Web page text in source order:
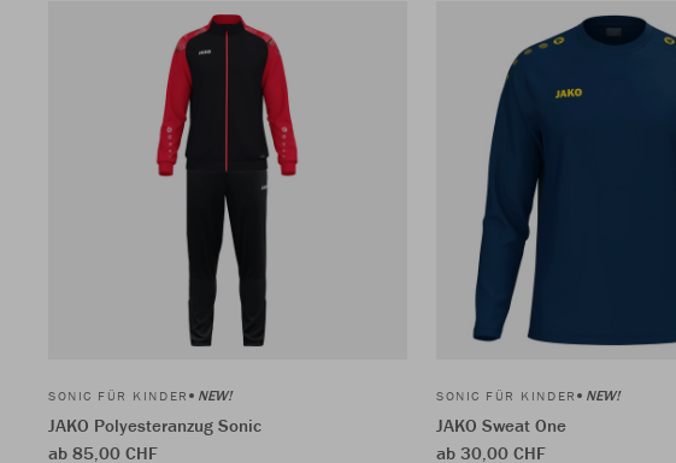
SONIC FÜR KINDER NEW!
JAKO Polyesteranzug Sonic
ab 85,00 CHF
SONIC FÜR KINDER NEW!
JAKO Sweat One
ab 30,00 CHF